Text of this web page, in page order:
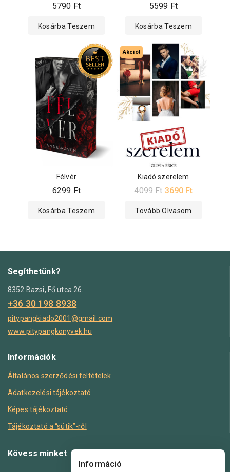
5790 Ft
Kosárba Teszem
5599 Ft
Kosárba Teszem
Félvér
6299 Ft
Kosárba Teszem
Akció!
Kiadó szerelem
4099Ft 3690 Ft
Tovább Olvasom
Segíthetünk?
8352 Bazsi, Fő utca 26.
+36 30 198 8938
pitypangkiado2001@gmail.com
www.pitypangkonyvek.hu
Információk
Általános szerződési feltételek
Adatkezelési tájékoztató
Képes tájékoztató
Tájékoztató a “sütik”-ről
Kövess minket
Információ